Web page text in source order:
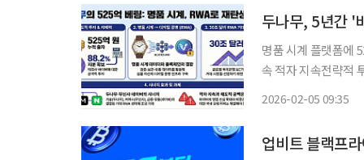
두나무, 5년간 '
명품 시계 플랫폼에
속 적자 지속전략적 투자 확장에 시선 집중
2026-02-05 09:35
업비트 블랙프